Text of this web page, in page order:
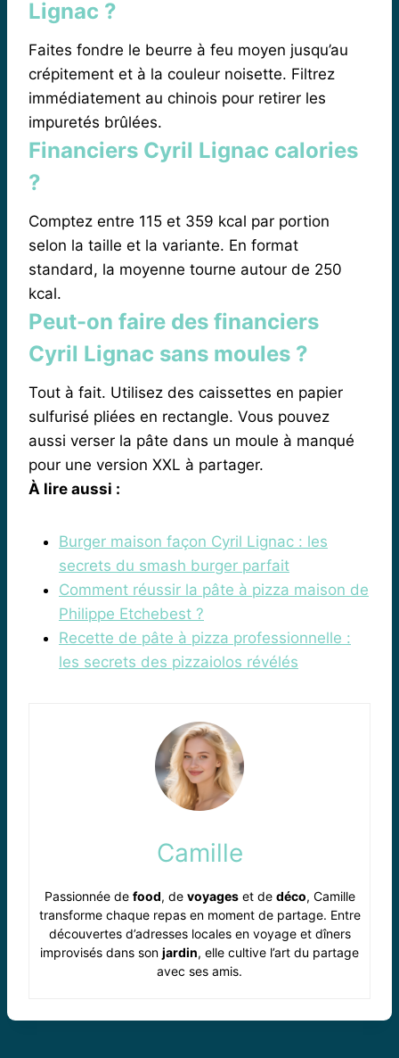
Lignac ?
Faites fondre le beurre à feu moyen jusqu’au
crépitement et à la couleur noisette. Filtrez
immédiatement au chinois pour retirer les
impuretés brûlées.
Financiers Cyril Lignac calories
?
Comptez entre 115 et 359 kcal par portion
selon la taille et la variante. En format
standard, la moyenne tourne autour de 250
kcal.
Peut-on faire des financiers
Cyril Lignac sans moules ?
Tout à fait. Utilisez des caissettes en papier
sulfurisé pliées en rectangle. Vous pouvez
aussi verser la pâte dans un moule à manqué
pour une version XXL à partager.
À lire aussi :
Burger maison façon Cyril Lignac : les
secrets du smash burger parfait
Comment réussir la pâte à pizza maison de
Philippe Etchebest ?
Recette de pâte à pizza professionnelle :
les secrets des pizzaiolos révélés
Camille
Passionnée de food, de voyageset de déco, Camille
transforme chaque repas en moment de partage. Entre
découvertes d’adresses locales en voyage et dîners
improvisés dans son jardin, elle cultive l’art du partage
avec ses amis.